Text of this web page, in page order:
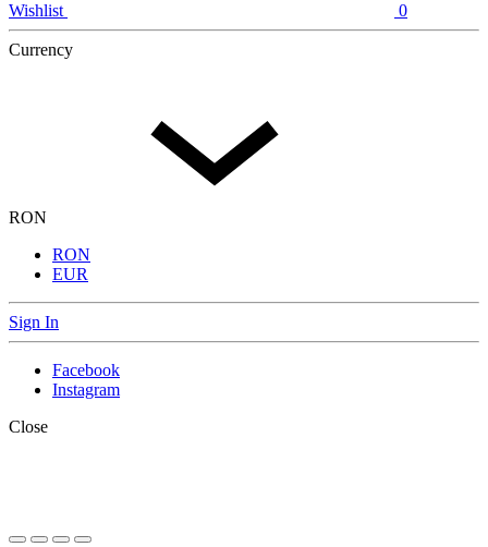
Wishlist 0
Currency
RON
RON
EUR
Sign In
Facebook
Instagram
Close